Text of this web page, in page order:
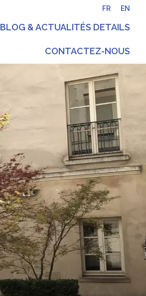
FR EN
BLOG & ACTUALITÉS DETAILS
CONTACTEZ-NOUS